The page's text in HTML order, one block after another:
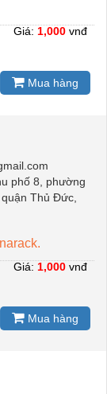
Giá: 1,000 vnđ
Mua hàng
phố 8, phường
Thủ Đức,
Giá: 1,000 vnđ
Mua hàng